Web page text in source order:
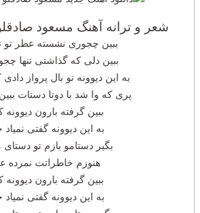
شعر و ترانه آهنگ مسعود
ببین چجوری نشسته عطر تو
ببین دلی که گذاشتی تنها
به این دیوونه تو بال پرواز
پری که وا شد با دوتا دستات
ببین گرفته بارون دیوونه
به این دیوونه گفتی نمیاد
بگیر دستامو بازم تو
هنوزم خاطراتت نمرده
ببین گرفته بارون دیوونه
به این دیوونه گفتی نمیاد